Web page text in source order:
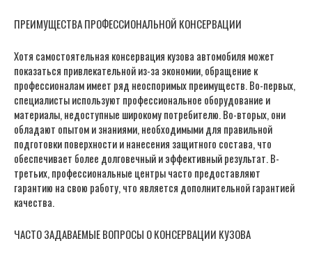
ПРЕИМУЩЕСТВА ПРОФЕССИОНАЛЬНОЙ КОНСЕРВАЦИИ
Хотя самостоятельная консервация кузова автомобиля может
показаться привлекательной из-за экономии, обращение к
профессионалам имеет ряд неоспоримых преимуществ. Во-первых,
специалисты используют профессиональное оборудование и
материалы, недоступные широкому потребителю. Во-вторых, они
обладают опытом и знаниями, необходимыми для правильной
подготовки поверхности и нанесения защитного состава, что
обеспечивает более долговечный и эффективный результат. В-
третьих, профессиональные центры часто предоставляют
гарантию на свою работу, что является дополнительной гарантией
качества.
ЧАСТО ЗАДАВАЕМЫЕ ВОПРОСЫ О КОНСЕРВАЦИИ КУЗОВА